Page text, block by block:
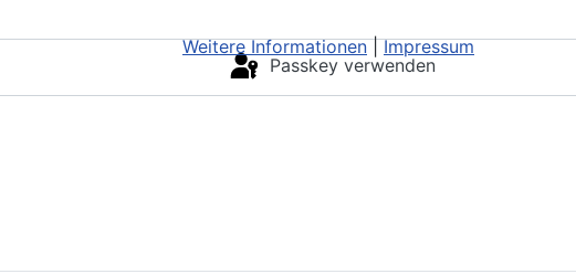
Passkey verwenden
Weitere Informationen|Impressum